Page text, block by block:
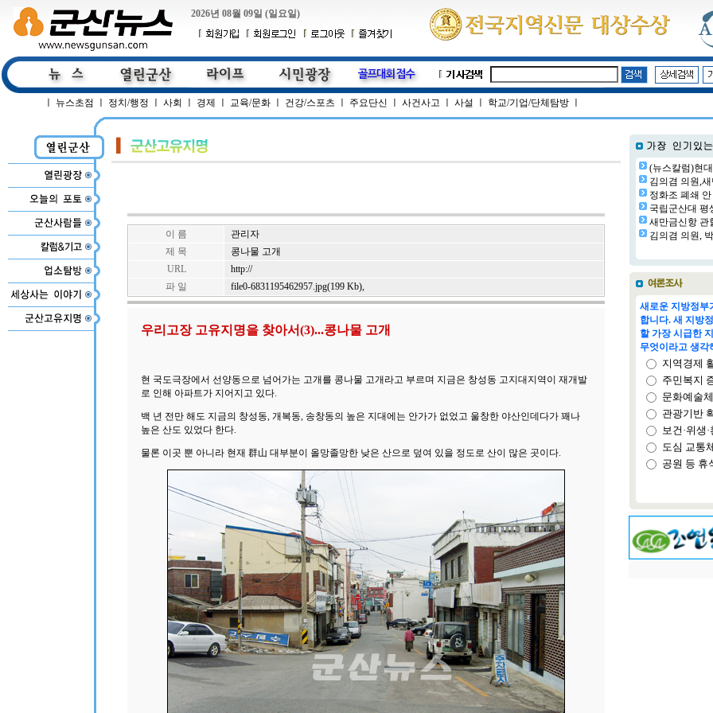
2026년 08월 09일 (일요일)
뉴스초점 정치/행정 사회 경제 교육/문화 건강/스포츠 주요단신 사건사고 사설 학교/기업/단체탐방
이 름
관리자
제 목
콩나물 고개
URL
http://
파 일
file0-6831195462957.jpg(199 Kb),
우리고장 고유지명을 찾아서(3)...콩나물 고개
현 국도극장에서 선양동으로 넘어가는 고개를 콩나물 고개라고 부르며 지금은 창성동 고지대지역이 재개발
로 인해 아파트가 지어지고 있다.
백 년 전만 해도 지금의 창성동, 개복동, 송창동의 높은 지대에는 안가가 없었고 울창한 야산인데다가 꽤나
높은 산도 있었다 한다.
물론 이곳 뿐 아니라 현재 群山 대부분이 올망졸망한 낮은 산으로 덮여 있을 정도로 산이 많은 곳이다.
(뉴스칼럼)현
김의겸 의원,
정화조 폐쇄
국립군산대 평
새만금신항 관
김의겸 의원,
새로운 지방정부
합니다. 새 지방
할 가장 시급한
무엇이라고 생각
지역경제
주민복지
문화예술
관광기반
보건·위생
도심 교통
공원 등 휴